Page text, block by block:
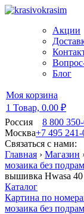
Акции
Блог
Моя корзина
1 Товар, 0.00 ₽
Россия
8 800
Москва+7 495
Связаться с нами:
Главная › Магазин
мозаика без
вышивка Hwasa
Каталог
Картина по
мозаика без